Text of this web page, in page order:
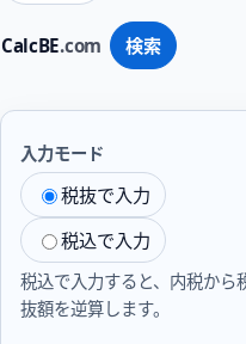
CalcBE.com 検索
入力モード
税抜で入力
税込で入力
税込で入力すると、内税から
抜額を逆算します。